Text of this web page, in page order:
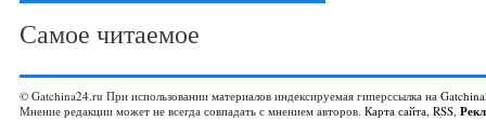
Самое читаемое
© Gatchina24.ru При использовании материалов индексируемая гиперссылка на
Мнение редакции может не всегда совпадать с мнением авторов. Карта сайта, RSS,